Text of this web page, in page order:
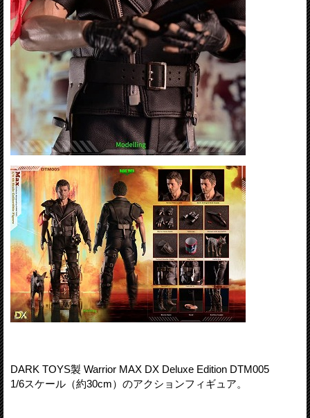
DARK TOYS製 Warrior MAX DX Deluxe Edition DTM005
1/6スケール（約30cm）のアクションフィギュア。